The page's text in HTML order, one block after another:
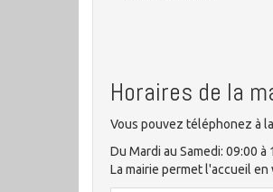
Horaires de la
Vous pouvez téléphonez à
Du Mardi au Samedi: 09:00 à
La mairie permet l'accueil